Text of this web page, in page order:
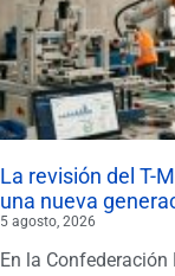
La revisión del T-
una nueva
5 agosto, 2026
En la